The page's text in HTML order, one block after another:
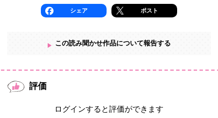
シェア ポスト
この読み聞かせ作品について報告する
評価
ログインすると評価ができます